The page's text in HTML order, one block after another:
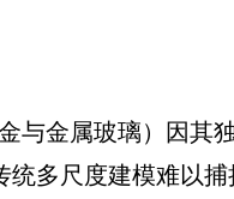
与金属玻璃）因其
多尺度建模难以